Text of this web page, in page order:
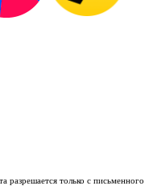
разрешается только с письменного